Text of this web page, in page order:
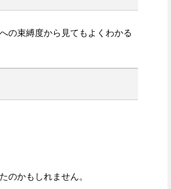
の束縛度から見てもよくわかる
のかもしれません。